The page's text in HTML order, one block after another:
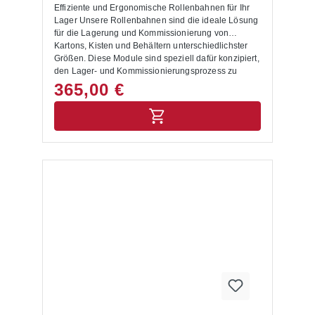
Effiziente und Ergonomische Rollenbahnen für Ihr
Lager Unsere Rollenbahnen sind die ideale Lösung
für die Lagerung und Kommissionierung von
Kartons, Kisten und Behältern unterschiedlichster
Größen. Diese Module sind speziell dafür konzipiert,
den Lager- und Kommissionierungsprozess zu
optimieren und zu vereinfachen. Produktvorteile:
Effiziente Bestückung und Entnahme: Die Regale
werden auf einer Seite mit Kartons, Kästen oder
Behältern bestückt. Dank der Polykarbonat-Röllchen
entnommen werden können. Dies ermöglicht eine
365,00 €